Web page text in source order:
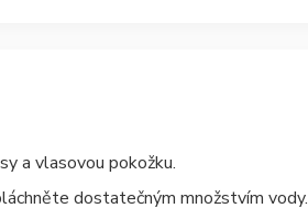
a vlasovou pokožku.
dostatečným množstvím vody.